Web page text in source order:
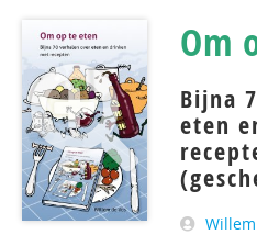
Om
Bijna
eten